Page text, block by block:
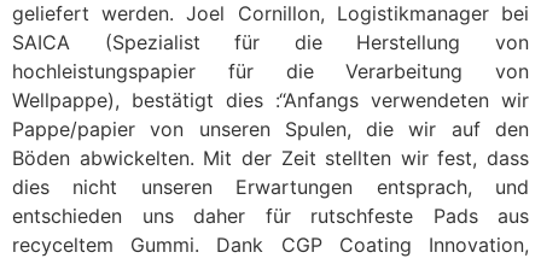
geliefert werden. Joel Cornillon, Logistikmanager bei
SAICA (Spezialist für die Herstellung von
hochleistungspapier für die Verarbeitung von
Wellpappe), bestätigt dies :“Anfangs verwendeten wir
Pappe/papier von unseren Spulen, die wir auf den
Böden abwickelten. Mit der Zeit stellten wir fest, dass
dies nicht unseren Erwartungen entsprach, und
entschieden uns daher für rutschfeste Pads aus
recyceltem Gummi. Dank CGP Coating Innovation,